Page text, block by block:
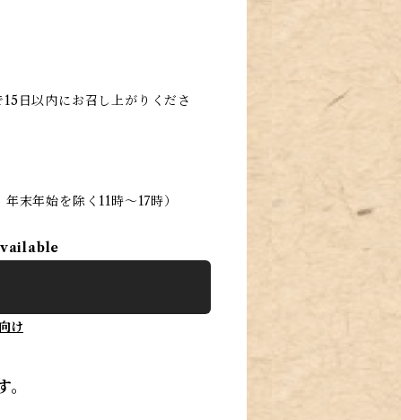
日以内にお召し上がりくださ
末年始を除く11時〜17時）
け